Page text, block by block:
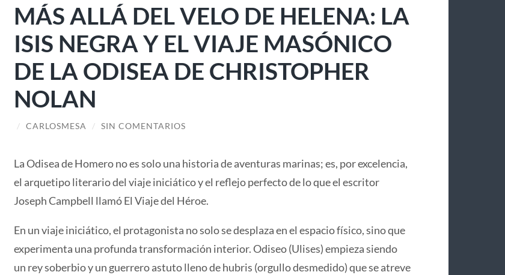
MÁS ALLÁ DEL VELO DE HELENA: LA
ISIS NEGRA Y EL VIAJE MASÓNICO
DE LA ODISEA DE CHRISTOPHER
NOLAN
/ CARLOSMESA / SIN COMENTARIOS
La Odisea de Homero no es solo una historia de aventuras marinas; es, por excelencia,
el arquetipo literario del viaje iniciático y el reflejo perfecto de lo que el escritor
Joseph Campbell llamó El Viaje del Héroe.
En un viaje iniciático, el protagonista no solo se desplaza en el espacio físico, sino que
experimenta una profunda transformación interior. Odiseo (Ulises) empieza siendo
un rey soberbio y un guerrero astuto lleno de hubris (orgullo desmedido) que se atreve